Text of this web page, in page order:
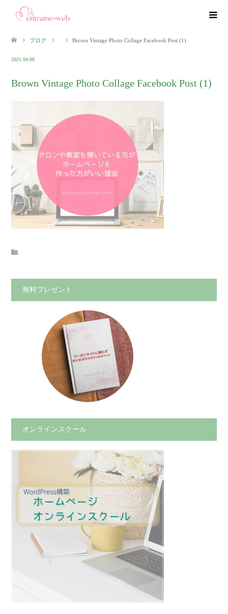
ブログ Brown Vintage Photo Collage Facebook Post (1)
2021.04.08
Brown Vintage Photo Collage Facebook Post (1)
無料プレゼント
オンラインスクール